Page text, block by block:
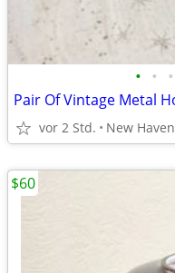
• • •
vor 2 Std. New Haven
$60